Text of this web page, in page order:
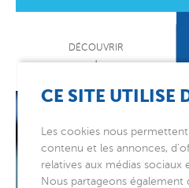
DÉCOUVRIR
13300
PERSONNES
CE SITE UTILISE
Les cookies nous
contenu et les annonces,
relatives aux médias sociaux
Nous partageons également